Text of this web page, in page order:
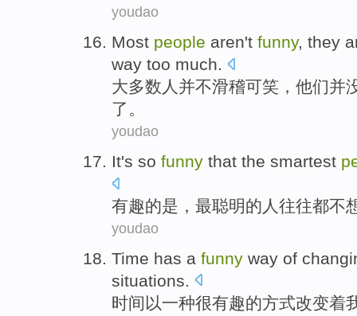
youdao
Most people aren't funny, they
way too much.
大多数 人 并不滑稽可笑 ， 他们并
了。
youdao
It's so funny that the smartest
有趣的是 ， 最聪明的 人 往往都不
youdao
Time has a funny way of
situations
时间以一种很有趣的方式改变着